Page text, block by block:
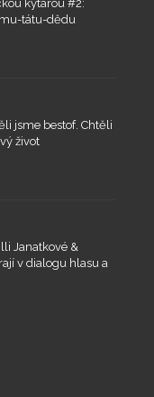
kytarou #2:
tátu-dědu
jsme bestof. Chtěli
život
Janatkové &
v dialogu hlasu a